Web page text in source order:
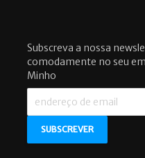
Subscreva a nossa
comodamente no seu
Minho